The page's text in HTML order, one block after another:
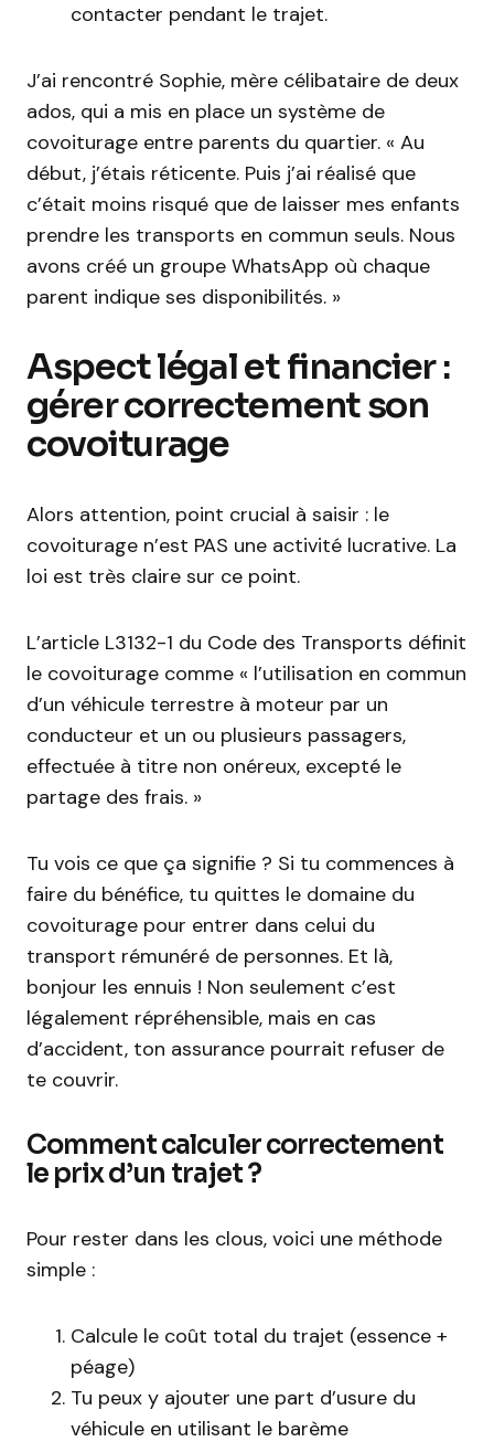
contacter pendant le trajet.
J’ai rencontré Sophie, mère célibataire de deux
ados, qui a mis en place un système de
covoiturage entre parents du quartier. « Au
début, j’étais réticente. Puis j’ai réalisé que
c’était moins risqué que de laisser mes enfants
prendre les transports en commun seuls. Nous
avons créé un groupe WhatsApp où chaque
parent indique ses disponibilités. »
Aspect légal et financier :
gérer correctement son
covoiturage
Alors attention, point crucial à saisir : le
covoiturage n’est PAS une activité lucrative. La
loi est très claire sur ce point.
L’article L3132-1 du Code des Transports définit
le covoiturage comme « l’utilisation en commun
d’un véhicule terrestre à moteur par un
conducteur et un ou plusieurs passagers,
effectuée à titre non onéreux, excepté le
partage des frais. »
Tu vois ce que ça signifie ? Si tu commences à
faire du bénéfice, tu quittes le domaine du
covoiturage pour entrer dans celui du
transport rémunéré de personnes. Et là,
bonjour les ennuis ! Non seulement c’est
légalement répréhensible, mais en cas
d’accident, ton assurance pourrait refuser de
te couvrir.
Comment calculer correctement
le prix d’un trajet ?
Pour rester dans les clous, voici une méthode
simple :
Calcule le coût total du trajet (essence +
péage)
Tu peux y ajouter une part d’usure du
véhicule en utilisant le barème